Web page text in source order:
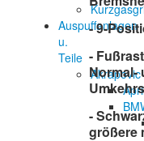
Auspuffanlagen
u.
Teile
Akrapovic
- 9-
-
Normal-
-
größere